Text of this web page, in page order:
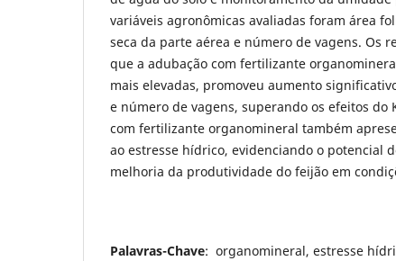
variáveis agronômicas avaliadas foram área
seca da parte aérea e número de vagens. Os
que a adubação com fertilizante
mais elevadas, promoveu aumento
e número de vagens, superando os efeitos do
com fertilizante organomineral também
ao estresse hídrico, evidenciando o potencial
melhoria da produtividade do feijão em
Palavras-Chave: organomineral, estresse